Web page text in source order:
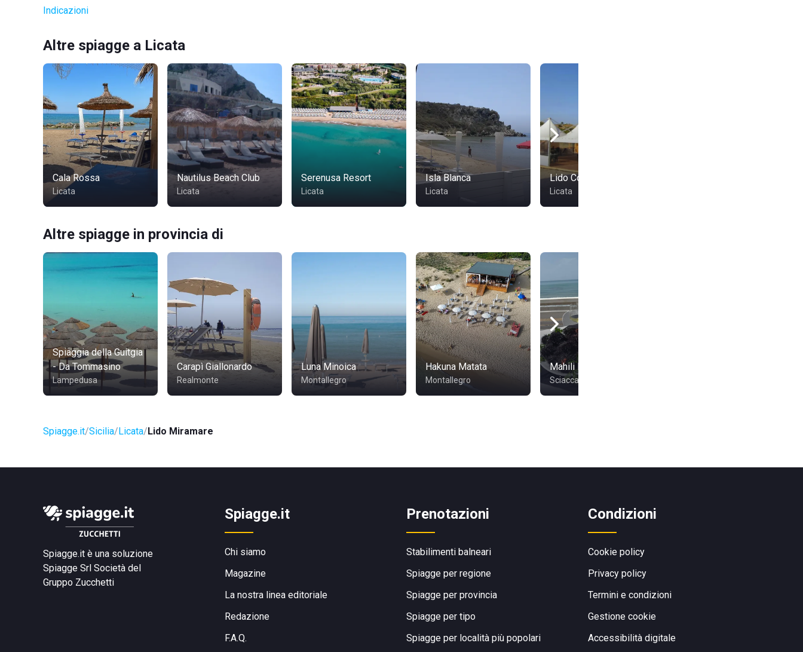
Indicazioni
Altre spiagge a Licata
Cala Rossa
Licata
Nautilus Beach Club
Licata
Serenusa Resort
Licata
Isla Blanca
Licata
Lido Cona
Licata
Altre spiagge in provincia di
Spiaggia della Guitgia
- Da Tommasino
Lampedusa
Carapì Giallonardo
Realmonte
Luna Minoica
Montallegro
Hakuna Matata
Montallegro
Mahili Beach
Sciacca
Spiagge.it Sicilia Licata Lido Miramare
Spiagge.it è una soluzione
Spiagge Srl Società del
Gruppo Zucchetti
Spiagge.it
Chi siamo
Magazine
La nostra linea editoriale
Redazione
F.A.Q.
Prenotazioni
Stabilimenti balneari
Spiagge per regione
Spiagge per provincia
Spiagge per tipo
Spiagge per località più popolari
Condizioni
Cookie policy
Privacy policy
Termini e condizioni
Gestione cookie
Accessibilità digitale